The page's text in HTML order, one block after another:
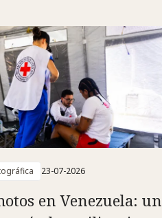
23-07-2026
en Venezuela: un